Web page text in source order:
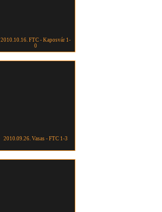
2010.10.16. FTC - Kaposvár 1-
0
2010.09.26. Vasas - FTC 1-3